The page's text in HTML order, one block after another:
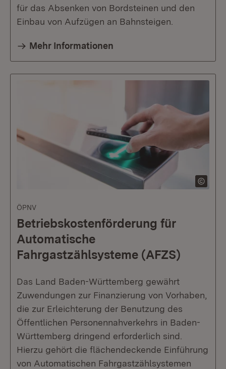
für das Absenken von Bordsteinen und den
Einbau von Aufzügen an Bahnsteigen.
Mehr Informationen
ÖPNV
Betriebskostenförderung für
Automatische
Fahrgastzählsysteme (AFZS)
Das Land Baden-Württemberg gewährt
Zuwendungen zur Finanzierung von Vorhaben,
die zur Erleichterung der Benutzung des
Öffentlichen Personennahverkehrs in Baden-
Württemberg dringend erforderlich sind.
Hierzu gehört die flächendeckende Einführung
von Automatischen Fahrgastzählsystemen